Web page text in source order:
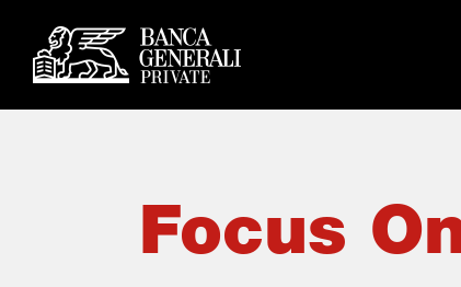
Focus